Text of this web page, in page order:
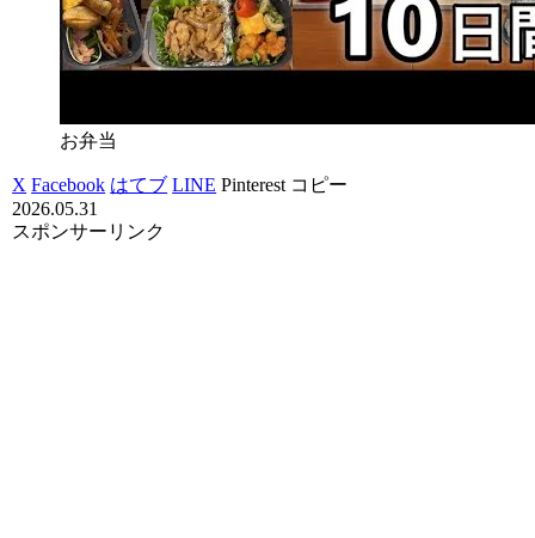
お弁当
X Facebook はてブ LINE Pinterest コピー
2026.05.31
スポンサーリンク